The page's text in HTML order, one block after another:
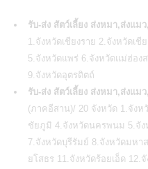
รับ-ส่ง สัตว์เลี้ยง ส่งหมา,ส่งแม
1.จังหวัดเชียงราย 2.จังหวัดเ
5.จังหวัดแพร่ 6.จังหวัดแม่ฮ่อง
9.จังหวัดอุตรดิตถ์
รับ-ส่ง สัตว์เลี้ยง ส่งหมา,ส่งแม
(ภาคอีสาน)/ 20 จังหวัด 1.จัง
ชัยภูมิ 4.จังหวัดนครพนม 5.จัง
7.จังหวัดบุรีรัมย์ 8.จังหวัดมหา
ยโสธร 11.จังหวัดร้อยเอ็ด 12.